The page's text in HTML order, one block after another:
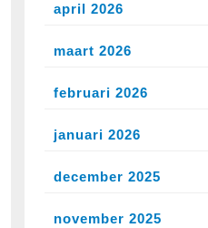
april 2026
maart 2026
februari 2026
januari 2026
december 2025
november 2025